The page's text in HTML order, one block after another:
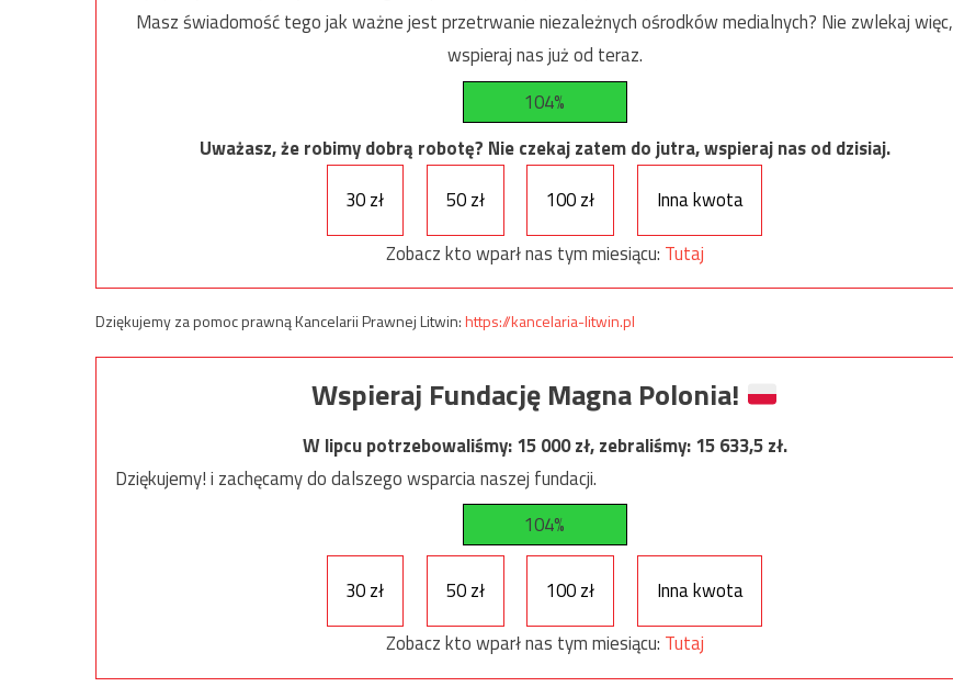
Masz świadomość tego jak ważne jest przetrwanie niezależnych ośrodków medialnych? Nie zwlekaj więc,
wspieraj nas już od teraz.
104%
Uważasz, że robimy dobrą robotę? Nie czekaj zatem do jutra, wspieraj nas od dzisiaj.
30 zł
50 zł 100 zł
Inna kwota
Zobacz kto wparł nas tym miesiącu: Tutaj
Dziękujemy za pomoc prawną Kancelarii Prawnej Litwin:https://kancelaria-litwin.pl
Wspieraj Fundację Magna Polonia!
W lipcu potrzebowaliśmy:15 000zł, zebraliśmy:15 633,5zł.
Dziękujemy! i zachęcamy do dalszego wsparcia naszej fundacji.
104%
30 zł 50 zł 100 zł
Inna kwota
Zobacz kto wparł nas tym miesiącu: Tutaj